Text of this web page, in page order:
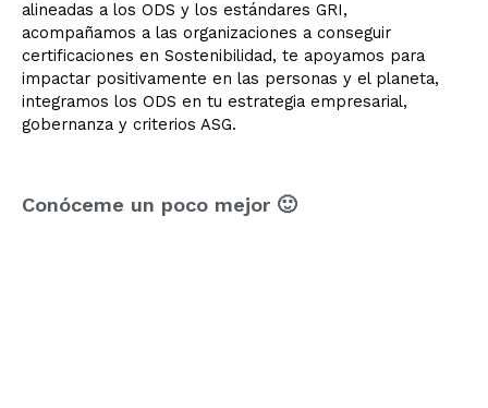
alineadas a los ODS y los estándares GRI,
acompañamos a las organizaciones a conseguir
certificaciones en Sostenibilidad, te apoyamos para
impactar positivamente en las personas y el planeta,
integramos los ODS en tu estrategia empresarial,
gobernanza y criterios ASG.
Conóceme un poco mejor 🙂